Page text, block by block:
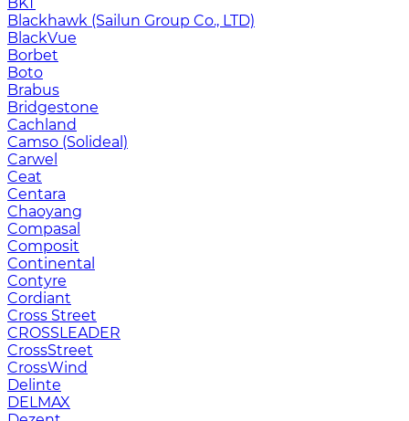
Blackhawk (Sailun Group Co., LTD)
BlackVue
Borbet
Boto
Brabus
Bridgestone
Cachland
Camso (Solideal)
Carwel
Ceat
Centara
Chaoyang
Compasal
Composit
Continental
Contyre
Cordiant
Cross Street
CROSSLEADER
CrossStreet
CrossWind
Delinte
DELMAX